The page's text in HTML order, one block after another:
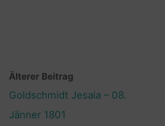
Älterer Beitrag
Goldschmidt Jesaia – 08.
Jänner 1801